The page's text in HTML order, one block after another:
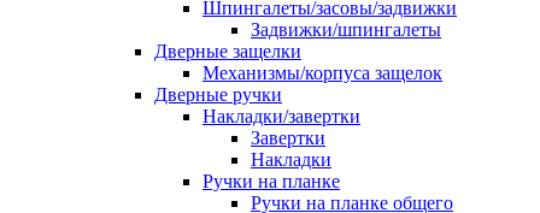
Шпингалеты/засовы/задвижки
Задвижки/шпингалеты
Дверные защелки
Механизмы/корпуса защелок
Дверные ручки
Накладки/завертки
Завертки
Накладки
Ручки на планке
Ручки на планке общего